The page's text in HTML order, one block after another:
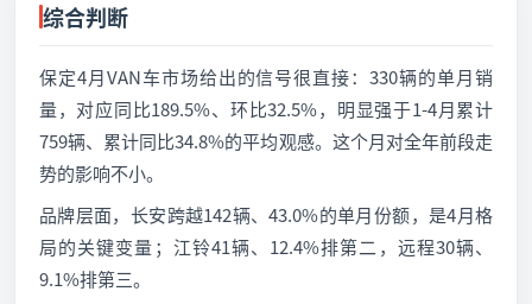
综合判断
保定4月VAN车市场给出的信号很直接：330辆的单月销
量，对应同比189.5%、环比32.5%，明显强于1-4月累计
759辆、累计同比34.8%的平均观感。这个月对全年前段走
势的影响不小。
品牌层面，长安跨越142辆、43.0%的单月份额，是4月格
局的关键变量；江铃41辆、12.4%排第二，远程30辆、
9.1%排第三。